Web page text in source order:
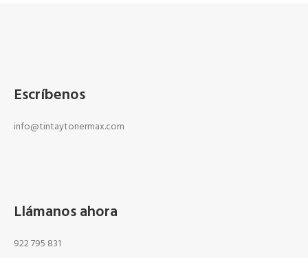
Escríbenos
info@tintaytonermax.com
Llámanos ahora
922 795 831